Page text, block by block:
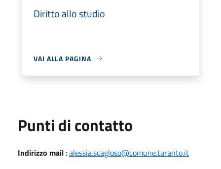
Diritto allo studio
VAI ALLA PAGINA
Punti di contatto
Indirizzo mail :alessia.scagloso@comune.taranto.it